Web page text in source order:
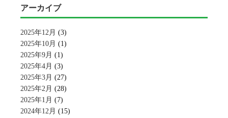
アーカイブ
2025年12月 (3)
2025年10月 (1)
2025年9月 (1)
2025年4月 (3)
2025年3月 (27)
2025年2月 (28)
2025年1月 (7)
2024年12月 (15)